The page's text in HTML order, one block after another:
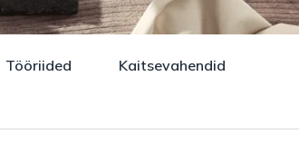
Tööriided
Kaitsevahendid